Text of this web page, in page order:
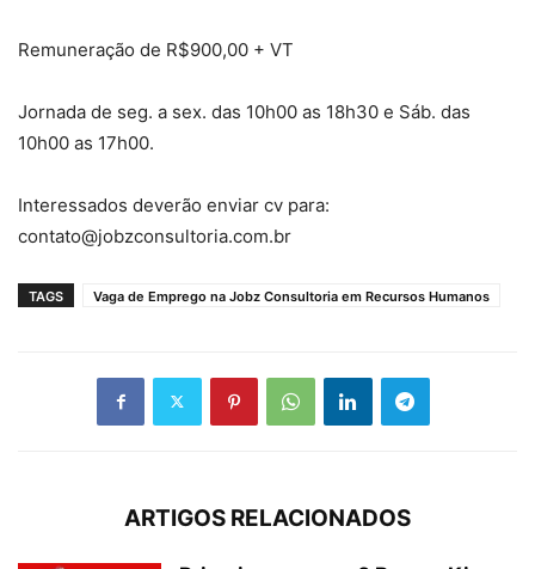
Remuneração de R$900,00 + VT
Jornada de seg. a sex. das 10h00 as 18h30 e Sáb. das
10h00 as 17h00.
Interessados deverão enviar cv para:
contato@jobzconsultoria.com.br
TAGS Vaga de Emprego na Jobz Consultoria em Recursos Humanos
ARTIGOS RELACIONADOS